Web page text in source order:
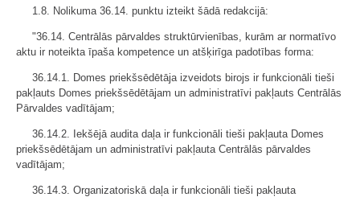
1.8. Nolikuma 36.14. punktu izteikt šādā redakcijā:
"36.14. Centrālās pārvaldes struktūrvienības, kurām ar normatīvo
aktu ir noteikta īpaša kompetence un atšķirīga padotības forma:
36.14.1. Domes priekšsēdētāja izveidots birojs ir funkcionāli tieši
pakļauts Domes priekšsēdētājam un administratīvi pakļauts Centrālās
Pārvaldes vadītājam;
36.14.2. Iekšējā audita daļa ir funkcionāli tieši pakļauta Domes
priekšsēdētājam un administratīvi pakļauta Centrālās pārvaldes
vadītājam;
36.14.3. Organizatoriskā daļa ir funkcionāli tieši pakļauta